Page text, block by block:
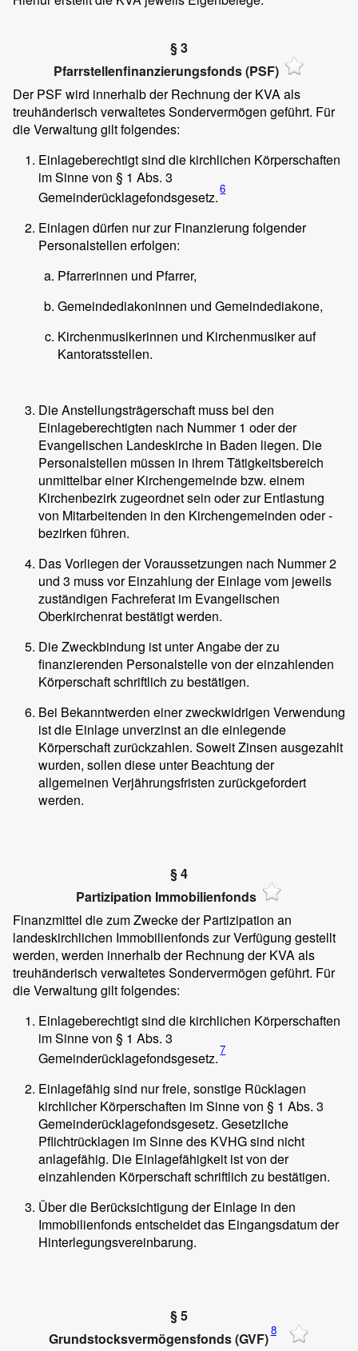
§ 3
Pfarrstellenfinanzierungsfonds (PSF)
Der PSF wird innerhalb der Rechnung der KVA als
treuhänderisch verwaltetes Sondervermögen geführt. Für
die Verwaltung gilt folgendes:
Einlageberechtigt sind die kirchlichen Körperschaften
im Sinne von § 1 Abs. 3
Gemeinderücklagefondsgesetz.6
Einlagen dürfen nur zur Finanzierung folgender
Personalstellen erfolgen:
Pfarrerinnen und Pfarrer,
Gemeindediakoninnen und Gemeindediakone,
Kirchenmusikerinnen und Kirchenmusiker auf
Kantoratsstellen.
Die Anstellungsträgerschaft muss bei den
Einlageberechtigten nach Nummer 1 oder der
Evangelischen Landeskirche in Baden liegen. Die
Personalstellen müssen in ihrem Tätigkeitsbereich
unmittelbar einer Kirchengemeinde bzw. einem
Kirchenbezirk zugeordnet sein oder zur Entlastung
von Mitarbeitenden in den Kirchengemeinden oder -
bezirken führen.
Das Vorliegen der Voraussetzungen nach Nummer 2
und 3 muss vor Einzahlung der Einlage vom jeweils
zuständigen Fachreferat im Evangelischen
Oberkirchenrat bestätigt werden.
Die Zweckbindung ist unter Angabe der zu
finanzierenden Personalstelle von der einzahlenden
Körperschaft schriftlich zu bestätigen.
Bei Bekanntwerden einer zweckwidrigen Verwendung
ist die Einlage unverzinst an die einlegende
Körperschaft zurückzahlen. Soweit Zinsen ausgezahlt
wurden, sollen diese unter Beachtung der
allgemeinen Verjährungsfristen zurückgefordert
werden.
§ 4
Partizipation Immobilienfonds
Finanzmittel die zum Zwecke der Partizipation an
landeskirchlichen Immobilienfonds zur Verfügung gestellt
werden, werden innerhalb der Rechnung der KVA als
treuhänderisch verwaltetes Sondervermögen geführt. Für
die Verwaltung gilt folgendes:
Einlageberechtigt sind die kirchlichen Körperschaften
im Sinne von § 1 Abs. 3
Gemeinderücklagefondsgesetz.7
Einlagefähig sind nur freie, sonstige Rücklagen
kirchlicher Körperschaften im Sinne von § 1 Abs. 3
Gemeinderücklagefondsgesetz. Gesetzliche
Pflichtrücklagen im Sinne des KVHG sind nicht
anlagefähig. Die Einlagefähigkeit ist von der
einzahlenden Körperschaft schriftlich zu bestätigen.
Über die Berücksichtigung der Einlage in den
Immobilienfonds entscheidet das Eingangsdatum der
Hinterlegungsvereinbarung.
§ 5
Grundstocksvermögensfonds (GVF)8